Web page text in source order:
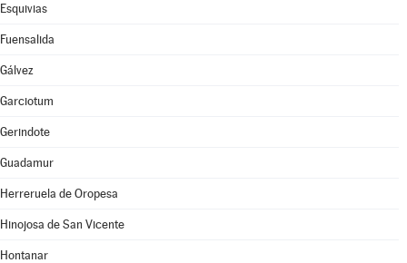
Esquivias
Fuensalida
Gálvez
Garciotum
Gerindote
Guadamur
Herreruela de Oropesa
Hinojosa de San Vicente
Hontanar